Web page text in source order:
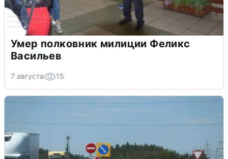
Умер полковник милиции Феликс
Васильев
7 августа 15